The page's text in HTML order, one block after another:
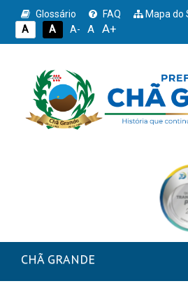
Glossário FAQ Mapa do
A
A A- A A+
CHÃ GRANDE